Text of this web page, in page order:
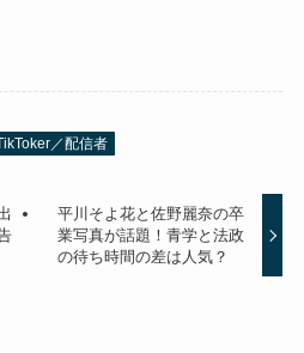
／配信者
平川そよ花と佐野麗奈の卒
業写真が話題！青学と法政
の待ち時間の差は人気？